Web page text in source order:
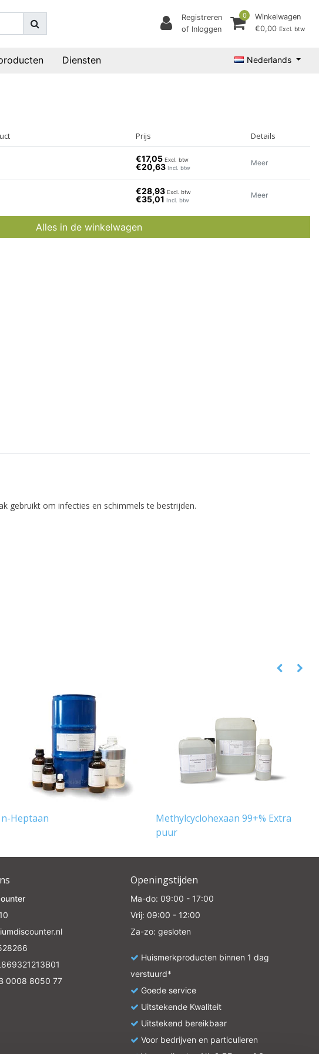
Registreren
of Inloggen
0
Winkelwagen
€0,00 Excl. btw
Diensten Nederlands
Prijs Details
€17,05Excl. btw
€20,63 Incl. btw
Meer
€28,93Excl. btw
€35,01 Incl. btw
Meer
Alles in de winkelwagen
gebruikt om infecties en schimmels te bestrijden.
n-Heptaan
Methylcyclohexaan 99+% Extra
puur
0008 8050 77
Openingstijden
Ma-do: 09:00 - 17:00
Vrij: 09:00 - 12:00
Za-zo: gesloten
Huismerkproducten binnen 1 dag
verstuurd*
Goede service
Uitstekende Kwaliteit
Uitstekend bereikbaar
Voor bedrijven en particulieren